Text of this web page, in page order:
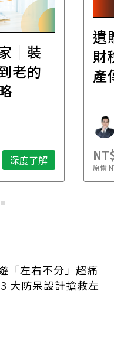
｜裝
老的
深度了解
遺
財
產
原價
「左右不分」超痛
大防呆設計搶救左